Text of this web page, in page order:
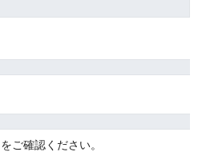
をご確認ください。